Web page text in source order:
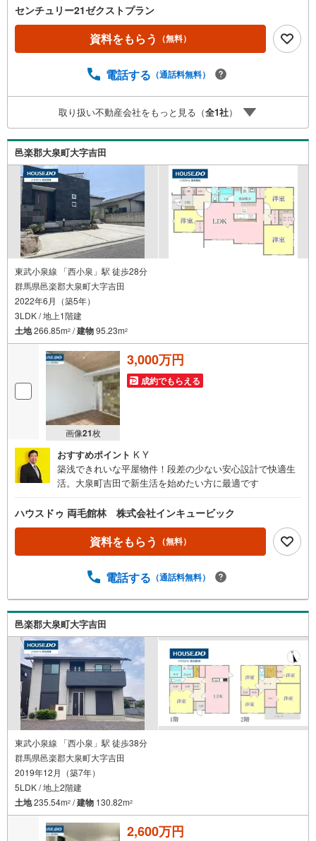
点）のCENTURY21にお任せください】■当店はオープンか
ら10年以上の実績■宅地建物取引士が対応■物件を短時間で
見たい等ご要望に合わせた対応■住宅ローンに自信がありま
す☆諸条件ご相談ください■不動産のプロから見た物件のメ
越し業者の割引有り■住宅ローン代行も無料で対応
センチュリー21ゼクストプラン
資料をもらう （無料）
電話する （通話料無料）
取り扱い不動産会社をもっと見る（全1社）
邑楽郡大泉町大字吉田
東武小泉線 「西小泉」駅 徒歩28分
群馬県邑楽郡大泉町大字吉田
2022年6月（築5年）
3LDK / 地上1階建
土地266.85m2 /建物95.23m2
画像21枚
3,000万円
成約でもらえる
おすすめポイント K Y
築浅できれいな平屋物件！段差の少ない安心設計で快適生
活。大泉町吉田で新生活を始めたい方に最適です
ハウスドゥ 両毛館林 株式会社インキュービック
資料をもらう （無料）
電話する （通話料無料）
邑楽郡大泉町大字吉田
東武小泉線 「西小泉」駅 徒歩38分
群馬県邑楽郡大泉町大字吉田
2019年12月（築7年）
5LDK / 地上2階建
土地235.54m2 /建物 130.82m2
2,600万円